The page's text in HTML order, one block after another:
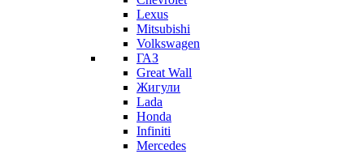
Lexus
Mitsubishi
Volkswagen
ГАЗ
Great Wall
Жигули
Lada
Honda
Infiniti
Mercedes